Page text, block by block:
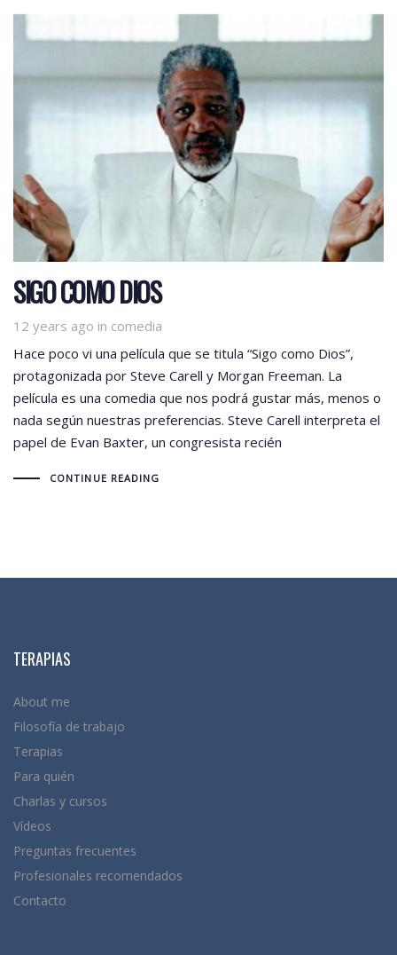
SIGO COMO DIOS
12 years ago in
Tags
comedia
Hace poco vi una película que se titula “Sigo como Dios”,
protagonizada por Steve Carell y Morgan Freeman. La
película es una comedia que nos podrá gustar más, menos o
nada según nuestras preferencias. Steve Carell interpreta el
papel de Evan Baxter, un congresista recién
CONTINUE READING
TERAPIAS
About me
Filosofía de trabajo
Terapias
Para quién
Charlas y cursos
Vídeos
Preguntas frecuentes
Profesionales recomendados
Contacto